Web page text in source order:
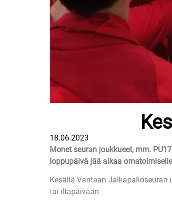
18.06.2023
Monet seuran joukkueet, mm.
loppupäivä jää aikaa
Kesällä Vantaan
tai iltapäivään.